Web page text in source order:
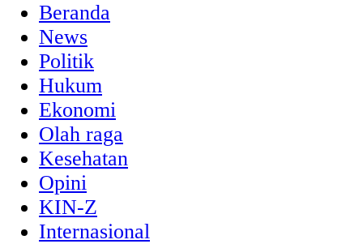
Beranda
News
Politik
Hukum
Ekonomi
Olah raga
Kesehatan
Opini
KIN-Z
Internasional